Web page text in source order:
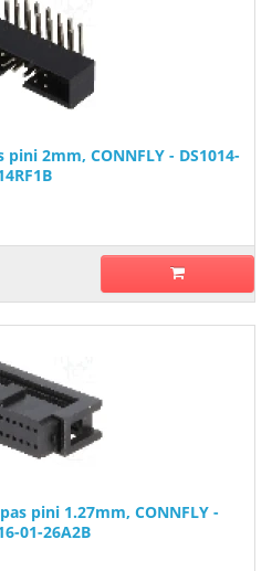
2mm, CONNFLY - DS1014-
pini 1.27mm, CONNFLY -
01-26A2B